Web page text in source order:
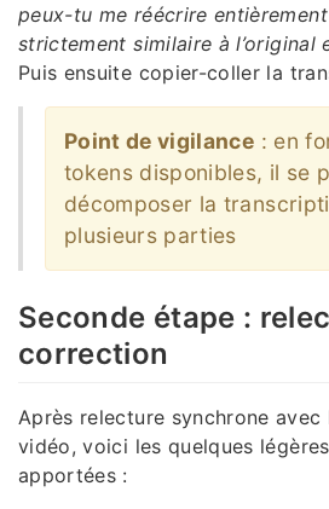
peux-tu me réécrire
strictement similaire à l’original
Puis ensuite copier-coller la
Point de vigilance : en
tokens disponibles, il se
décomposer la
plusieurs parties
Seconde étape :
correction
Après relecture synchrone
vidéo, voici les quelques
apportées :